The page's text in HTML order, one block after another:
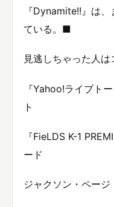
『Dynamite!!』は
ている。■
見逃しちゃった人は
『Yahoo!ライブト
ト
『FieLDS K-1
ード
ジャクソン・ペー